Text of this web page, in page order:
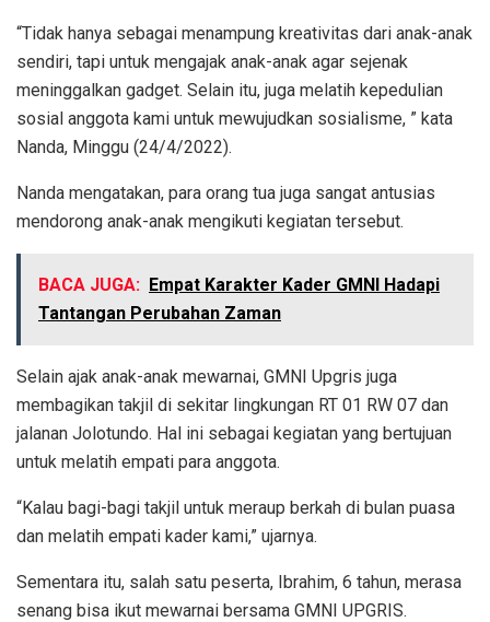
“Tidak hanya sebagai menampung kreativitas dari anak-anak
sendiri, tapi untuk mengajak anak-anak agar sejenak
meninggalkan gadget. Selain itu, juga melatih kepedulian
sosial anggota kami untuk mewujudkan sosialisme, ” kata
Nanda, Minggu (24/4/2022).
Nanda mengatakan, para orang tua juga sangat antusias
mendorong anak-anak mengikuti kegiatan tersebut.
BACA JUGA: Empat Karakter Kader GMNI Hadapi
Tantangan Perubahan Zaman
Selain ajak anak-anak mewarnai, GMNI Upgris juga
membagikan takjil di sekitar lingkungan RT 01 RW 07 dan
jalanan Jolotundo. Hal ini sebagai kegiatan yang bertujuan
untuk melatih empati para anggota.
“Kalau bagi-bagi takjil untuk meraup berkah di bulan puasa
dan melatih empati kader kami,” ujarnya.
Sementara itu, salah satu peserta, Ibrahim, 6 tahun, merasa
senang bisa ikut mewarnai bersama GMNI UPGRIS.